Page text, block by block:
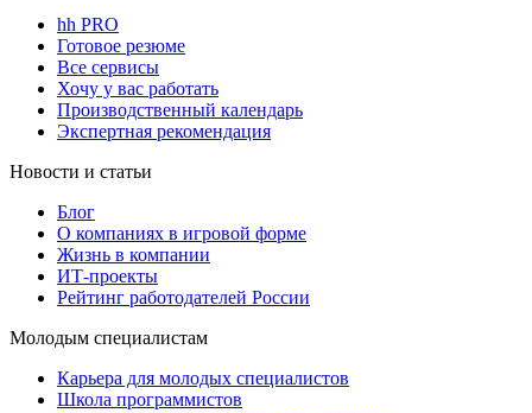
hh PRO
Готовое резюме
Все сервисы
Хочу у вас работать
Производственный календарь
Экспертная рекомендация
Новости и статьи
Блог
О компаниях в игровой форме
Жизнь в компании
ИТ-проекты
Рейтинг работодателей России
Молодым специалистам
Карьера для молодых специалистов
Школа программистов